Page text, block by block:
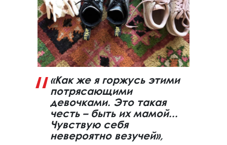
«Как же я горжусь этими
потрясающими
девочками. Это такая
честь – быть их мамой...
Чувствую себя
невероятно везучей»,